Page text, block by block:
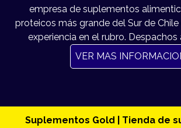
empresa de suplementos
proteicos más grande del Sur de
experiencia en el rubro. Despachos
VER MAS
Suplementos Gold | Tienda de